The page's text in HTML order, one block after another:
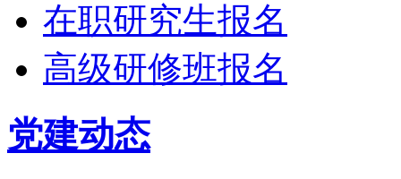
在职研究生报名
高级研修班报名
党建动态